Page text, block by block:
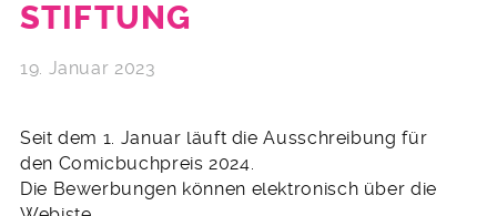
STIFTUNG
19. Januar 2023
Seit dem 1. Januar läuft die Ausschreibung für
den Comicbuchpreis 2024.
Die Bewerbungen können elektronisch über die